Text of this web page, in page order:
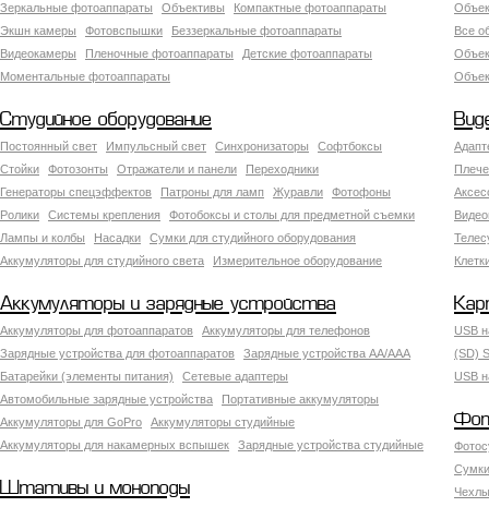
Зеркальные фотоаппараты Объективы
Компактные фотоаппараты
Экшн камеры
Фотовспышки
Беззеркальные фотоаппараты
Видеокамеры
Пленочные фотоаппараты
Детские фотоаппараты
Моментальные фотоаппараты
Все
Студийное оборудование
Постоянный свет Импульсный свет Синхронизаторы
Софтбоксы
Стойки
Фотозонты Отражатели и панели
Переходники
Генераторы спецэффектов
Патроны для ламп Журавли
Фотофоны
Ролики
Системы крепления
Фотобоксы и столы для предметной съемки
Лампы и колбы
Насадки
Сумки для студийного оборудования
Аккумуляторы для студийного света
Измерительное оборудование
Аккумуляторы и зарядные устройства
Аккумуляторы для фотоаппаратов
Аккумуляторы для телефонов
Зарядные устройства для фотоаппаратов
Зарядные устройства AA/AAA
Батарейки (элементы питания)
Сетевые адаптеры
Автомобильные зарядные устройства
Портативные аккумуляторы
Аккумуляторы для GoPro
Аккумуляторы студийные
Аккумуляторы для накамерных вспышек
Зарядные устройства студийные
USB
(SD)
USB
Штативы и моноподы